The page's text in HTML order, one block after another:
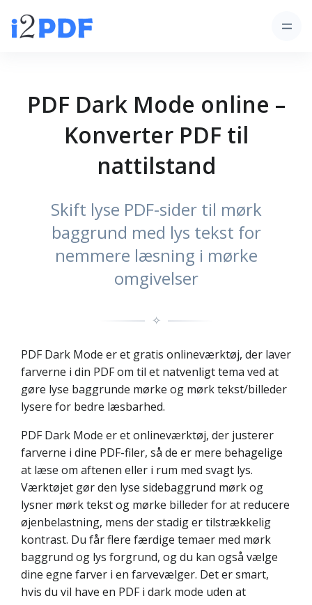
PDF Dark Mode online –
Konverter PDF til
nattilstand
Skift lyse PDF-sider til mørk
baggrund med lys tekst for
nemmere læsning i mørke
omgivelser
✧
PDF Dark Mode er et gratis onlineværktøj, der laver
farverne i din PDF om til et natvenligt tema ved at
gøre lyse baggrunde mørke og mørk tekst/billeder
lysere for bedre læsbarhed.
PDF Dark Mode er et onlineværktøj, der justerer
farverne i dine PDF-filer, så de er mere behagelige
at læse om aftenen eller i rum med svagt lys.
Værktøjet gør den lyse sidebaggrund mørk og
lysner mørk tekst og mørke billeder for at reducere
øjenbelastning, mens der stadig er tilstrækkelig
kontrast. Du får flere færdige temaer med mørk
baggrund og lys forgrund, og du kan også vælge
dine egne farver i en farvevælger. Det er smart,
hvis du vil have en PDF i dark mode uden at